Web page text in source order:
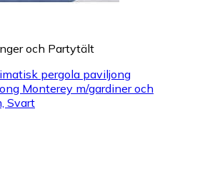
och Partytält
pergola paviljong
Monterey m/gardiner och
Svart